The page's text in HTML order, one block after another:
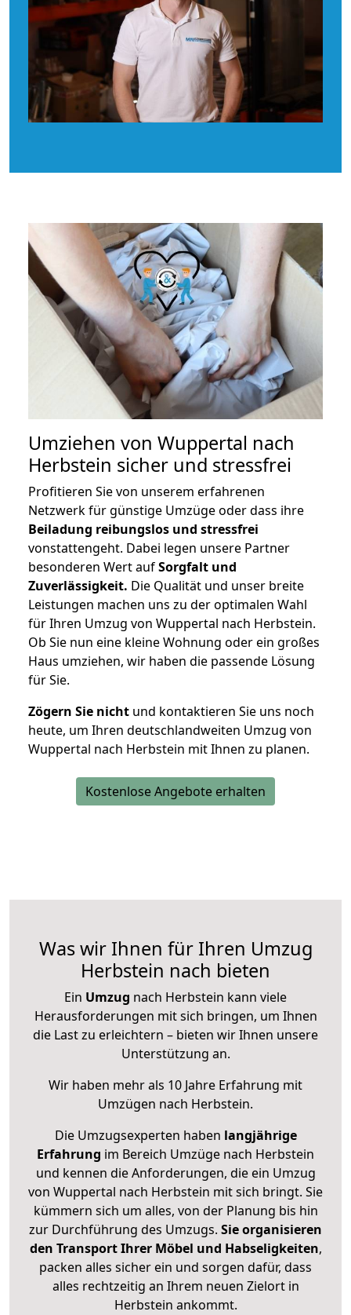
Umziehen von Wuppertal nach
Herbstein sicher und stressfrei
Profitieren Sie von unserem erfahrenen
Netzwerk für günstige Umzüge oder dass ihre
Beiladung reibungslos und stressfrei
vonstattengeht. Dabei legen unsere Partner
besonderen Wert aufSorgfalt und
Zuverlässigkeit. Die Qualität und unser breite
Leistungen machen uns zu der optimalen Wahl
für Ihren Umzug von Wuppertal nach Herbstein.
Ob Sie nun eine kleine Wohnung oder ein großes
Haus umziehen, wir haben die passende Lösung
für Sie.
Zögern Sie nicht und kontaktieren Sie uns noch
heute, um Ihren deutschlandweiten Umzug von
Wuppertal nach Herbstein mit Ihnen zu planen.
Kostenlose Angebote erhalten
Was wir Ihnen für Ihren Umzug
Herbstein nach bieten
Ein Umzug nach Herbstein kann viele
Herausforderungen mit sich bringen, um Ihnen
die Last zu erleichtern – bieten wir Ihnen unsere
Unterstützung an.
Wir haben mehr als 10 Jahre Erfahrung mit
Umzügen nach Herbstein.
Die Umzugsexperten haben langjährige
Erfahrung im Bereich Umzüge nach Herbstein
und kennen die Anforderungen, die ein Umzug
von Wuppertal nach Herbstein mit sich bringt. Sie
kümmern sich um alles, von der Planung bis hin
zur Durchführung des Umzugs. Sie organisieren
den Transport Ihrer Möbel und Habseligkeiten,
packen alles sicher ein und sorgen dafür, dass
alles rechtzeitig an Ihrem neuen Zielort in
Herbstein ankommt.